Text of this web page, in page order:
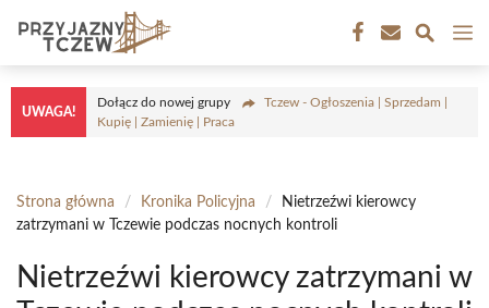
treści
UWAGA!
Dołącz do nowej grupy
Tczew - Ogłoszenia | Sprzedam |
Kupię | Zamienię | Praca
Strona główna / Kronika Policyjna /
Nietrzeźwi kierowcy
zatrzymani w Tczewie podczas nocnych kontroli
Nietrzeźwi kierowcy zatrzymani w